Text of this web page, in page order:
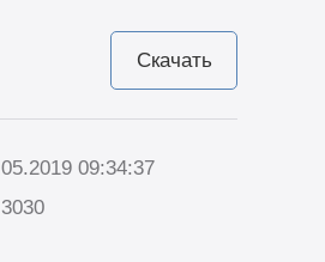
Скачать
09:34:37